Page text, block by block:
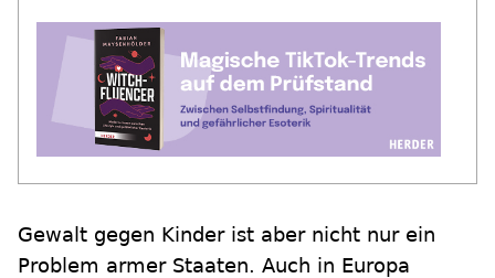
Gewalt gegen Kinder ist aber nicht nur ein
Problem armer Staaten. Auch in Europa